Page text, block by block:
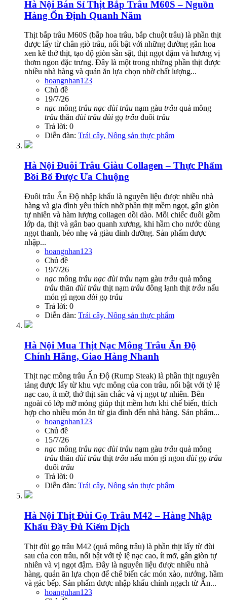
Hà Nội Bán Sỉ Thịt Bắp Trâu M60S – Nguồn
Hàng Ổn Định Quanh Năm
Thịt bắp trâu M60S (bắp hoa trâu, bắp chuột trâu) là phần thịt
được lấy từ chân giò trâu, nổi bật với những đường gân hoa
xen kẽ thớ thịt, tạo độ giòn sần sật, thịt ngọt đậm và hương vị
thơm ngon đặc trưng. Đây là một trong những phần thịt được
nhiều nhà hàng và quán ăn lựa chọn nhờ chất lượng...
hoangnhan123
Chủ đề
19/7/26
nạc mông trâu nạc đùi trâu nạm gàu trâu quả mông
trâu thăn đùi trâu đùi gọ trâu đuôi trâu
Trả lời: 0
Diễn đàn: Trái cây, Nông sản thực phẩm
Hà Nội Đuôi Trâu Giàu Collagen – Thực Phẩm
Bồi Bổ Được Ưa Chuộng
Đuôi trâu Ấn Độ nhập khẩu là nguyên liệu được nhiều nhà
hàng và gia đình yêu thích nhờ phần thịt mềm ngọt, gân giòn
tự nhiên và hàm lượng collagen dồi dào. Mỗi chiếc đuôi gồm
lớp da, thịt và gân bao quanh xương, khi hầm cho nước dùng
ngọt thanh, béo nhẹ và giàu dinh dưỡng. Sản phẩm được
nhập...
hoangnhan123
Chủ đề
19/7/26
nạc mông trâu nạc đùi trâu nạm gàu trâu quả mông
trâu thăn đùi trâu thịt nạm trâu đông lạnh thịt trâu nấu
món gì ngon đùi gọ trâu
Trả lời: 0
Diễn đàn: Trái cây, Nông sản thực phẩm
Hà Nội Mua Thịt Nạc Mông Trâu Ấn Độ
Chính Hãng, Giao Hàng Nhanh
Thịt nạc mông trâu Ấn Độ (Rump Steak) là phần thịt nguyên
tảng được lấy từ khu vực mông của con trâu, nổi bật với tỷ lệ
nạc cao, ít mỡ, thớ thịt săn chắc và vị ngọt tự nhiên. Bên
ngoài có lớp mỡ mỏng giúp thịt mềm hơn khi chế biến, thích
hợp cho nhiều món ăn từ gia đình đến nhà hàng. Sản phẩm...
hoangnhan123
Chủ đề
15/7/26
nạc mông trâu nạc đùi trâu nạm gàu trâu quả mông
trâu thăn đùi trâu thịt trâu nấu món gì ngon đùi gọ trâu
đuôi trâu
Trả lời: 0
Diễn đàn: Trái cây, Nông sản thực phẩm
Hà Nội Thịt Đùi Gọ Trâu M42 – Hàng Nhập
Khẩu Đầy Đủ Kiểm Dịch
Thịt đùi gọ trâu M42 (quả mông trâu) là phần thịt lấy từ đùi
sau của con trâu, nổi bật với tỷ lệ nạc cao, ít mỡ, gân giòn tự
nhiên và vị ngọt đậm. Đây là nguyên liệu được nhiều nhà
hàng, quán ăn lựa chọn để chế biến các món xào, nướng, hầm
và gác bếp. Sản phẩm được nhập khẩu chính ngạch từ Ấn...
hoangnhan123